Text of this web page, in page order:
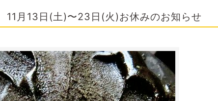
11月13日(土)〜23日(火)お休みのお知らせ